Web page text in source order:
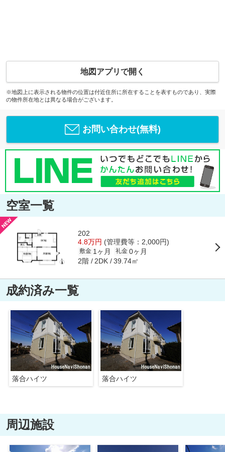
地図アプリで開く
※地図上に表示される物件の位置は付近住所に所在することを表すものであり、実際
の物件所在地とは異なる場合がございます。
お問い合わせ(無料)
空室一覧
202
4.8万円 (管理費等：2,000円)
敷金 1ヶ月 礼金 0ヶ月
2階 2DK 39.74㎡
成約済み一覧
落合ハイツ 落合ハイツ
周辺施設